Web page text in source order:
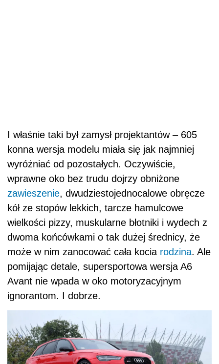
I właśnie taki był zamysł projektantów – 605
konna wersja modelu miała się jak najmniej
wyróżniać od pozostałych. Oczywiście,
wprawne oko bez trudu dojrzy obniżone
zawieszenie, dwudziestojednocalowe obręcze
kół ze stopów lekkich, tarcze hamulcowe
wielkości pizzy, muskularne błotniki i wydech z
dwoma końcówkami o tak dużej średnicy, że
może w nim zanocować cała kocia rodzina. Ale
pomijając detale, supersportowa wersja A6
Avant nie wpada w oko motoryzacyjnym
ignorantom. I dobrze.